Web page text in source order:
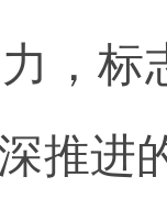
，标
推进